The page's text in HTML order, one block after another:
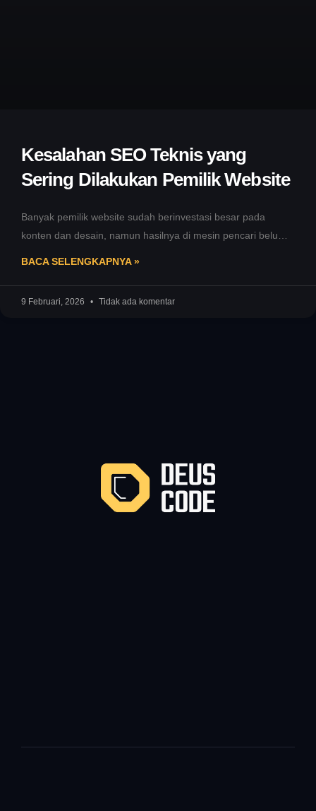
Kesalahan SEO Teknis yang
Sering Dilakukan Pemilik Website
Banyak pemilik website sudah berinvestasi besar pada
konten dan desain, namun hasilnya di mesin pencari belum
BACA SELENGKAPNYA »
9 Februari, 2026 Tidak ada komentar